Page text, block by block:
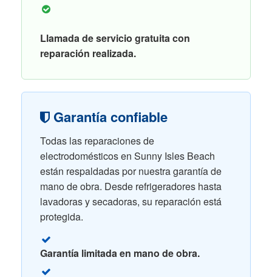
Llamada de servicio gratuita con
reparación realizada.
Garantía confiable
Todas las reparaciones de
electrodomésticos en Sunny Isles Beach
están respaldadas por nuestra garantía de
mano de obra. Desde refrigeradores hasta
lavadoras y secadoras, su reparación está
protegida.
Garantía limitada en mano de obra.